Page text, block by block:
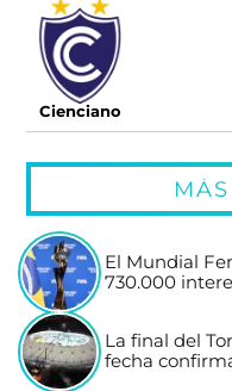
Cienciano
El Mundial
730.000
La final del
fecha